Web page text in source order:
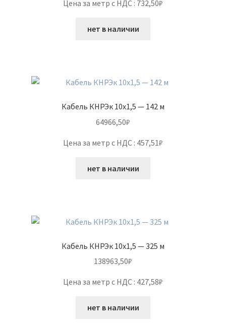
Цена за метр с НДС : 732,50₽
нет в наличии
Кабель КНРЭк 10х1,5 — 142 м
64966,50₽
Цена за метр с НДС : 457,51₽
нет в наличии
Кабель КНРЭк 10х1,5 — 325 м
138963,50₽
Цена за метр с НДС : 427,58₽
нет в наличии